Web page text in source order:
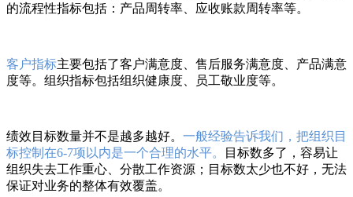
的流程性指标包括：产品周转率、应收账款周转率等。
客户指标主要包括了客户满意度、售后服务满意度、产品满意
度等。组织指标包括组织健康度、员工敬业度等。
绩效目标数量并不是越多越好。 一般经验告诉我们，把组织目
标控制在6-7项以内是一个合理的水平。
目标数多了，容易让
组织失去工作重心、分散工作资源；目标数太少也不好，无法
保证对业务的整体有效覆盖。